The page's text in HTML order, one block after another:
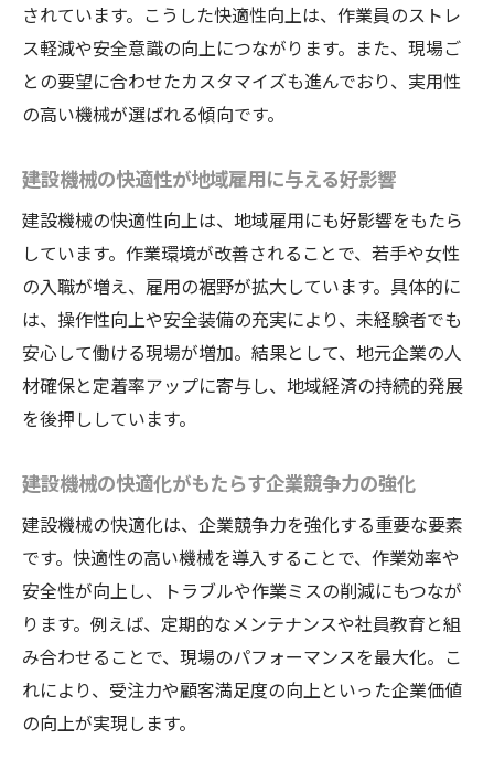
されています。こうした快適性向上は、作業員のストレ
ス軽減や安全意識の向上につながります。また、現場ご
との要望に合わせたカスタマイズも進んでおり、実用性
の高い機械が選ばれる傾向です。
建設機械の快適性が地域雇用に与える好影響
建設機械の快適性向上は、地域雇用にも好影響をもたら
しています。作業環境が改善されることで、若手や女性
の入職が増え、雇用の裾野が拡大しています。具体的に
は、操作性向上や安全装備の充実により、未経験者でも
安心して働ける現場が増加。結果として、地元企業の人
材確保と定着率アップに寄与し、地域経済の持続的発展
を後押ししています。
建設機械の快適化がもたらす企業競争力の強化
建設機械の快適化は、企業競争力を強化する重要な要素
です。快適性の高い機械を導入することで、作業効率や
安全性が向上し、トラブルや作業ミスの削減にもつなが
ります。例えば、定期的なメンテナンスや社員教育と組
み合わせることで、現場のパフォーマンスを最大化。こ
れにより、受注力や顧客満足度の向上といった企業価値
の向上が実現します。